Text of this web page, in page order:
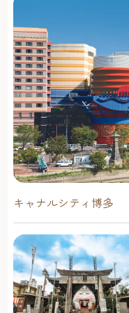
キャナルシティ博多